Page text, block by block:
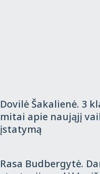
Dovilė Šakalienė. 3
mitai apie naująjį
įstatymą
Rasa Budbergytė.